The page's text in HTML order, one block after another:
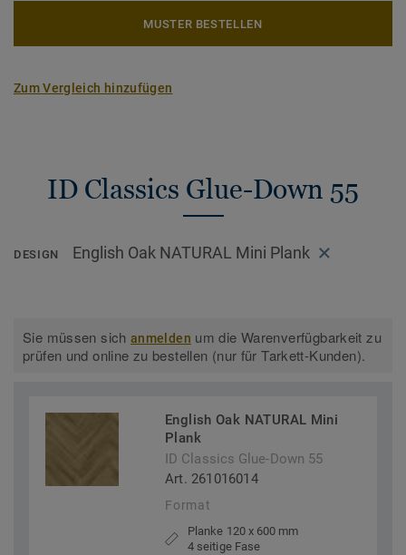
MUSTER BESTELLEN
Zum Vergleich hinzufügen
ID Classics Glue-Down 55
DESIGN English Oak NATURAL Mini Plank
Sie müssen sichanmelden um die Warenverfügbarkeit zu
prüfen und online zu bestellen (nur für Tarkett-Kunden).
English Oak NATURAL Mini
Plank
ID Classics Glue-Down 55
Art. 261016014
Format
Planke 120 x 600 mm
4 seitige Fase